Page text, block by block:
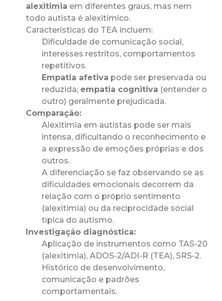
alexitimia em diferentes graus, mas nem
todo autista é alexitímico.
Características do TEA incluem:
Dificuldade de comunicação social,
interesses restritos, comportamentos
repetitivos.
Empatia afetiva pode ser preservada ou
reduzida; empatia cognitiva (entender o
outro) geralmente prejudicada.
Comparação:
Alexitimia em autistas pode ser mais
intensa, dificultando o reconhecimento e
a expressão de emoções próprias e dos
outros.
A diferenciação se faz observando se as
dificuldades emocionais decorrem da
relação com o próprio sentimento
(alexitimia) ou da reciprocidade social
típica do autismo.
Investigação diagnóstica:
Aplicação de instrumentos como TAS-20
(alexitimia), ADOS-2/ADI-R (TEA), SRS-2.
Histórico de desenvolvimento,
comunicação e padrões
comportamentais.